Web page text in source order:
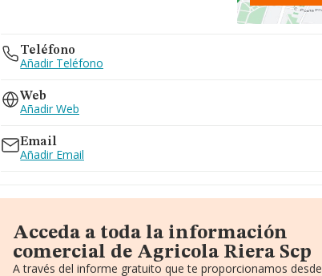
Teléfono
Añadir Teléfono
Web
Añadir Web
Email
Añadir Email
Acceda a toda la información
comercial de Agricola Riera Scp
A través del informe gratuito que te proporcionamos desde